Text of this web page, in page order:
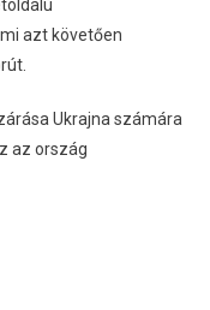
azt követően
Ukrajna számára
az ország